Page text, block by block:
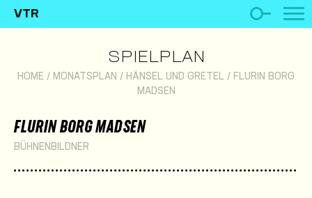
VTR
SPIELPLAN
HOME / MONATSPLAN / HÄNSEL UND GRETEL / FLURIN BORG
MADSEN
FLURIN BORG MADSEN
BÜHNENBILDNER